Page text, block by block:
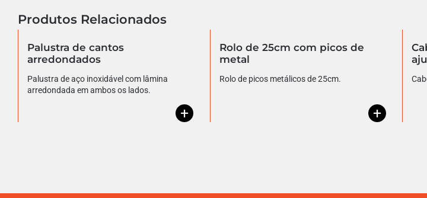
Produtos Relacionados
Palustra de cantos
arredondados
Palustra de aço inoxidável com lâmina
arredondada em ambos os lados.
+
Rolo de 25cm com picos de
metal
Rolo de picos metálicos de 25cm.
+